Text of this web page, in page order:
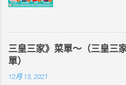
澳、美國、菲律
通有 📲 立即取卡
通不怕過期 🧳 一
由~~eSIM吃到飽
111/5/4~6/22 每
饋) 【販售門市查
https://
三皇三家》菜單～（三皇三
單）
12月 13, 2021